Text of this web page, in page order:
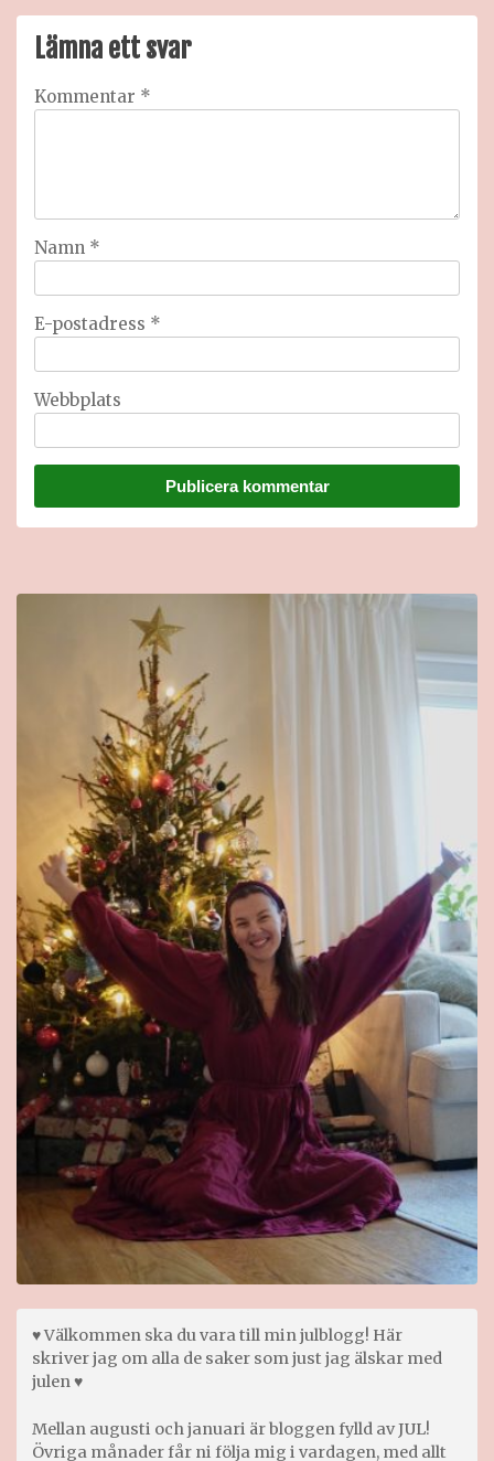
Lämna ett svar
Kommentar *
Namn *
E-postadress *
Webbplats
♥ Välkommen ska du vara till min julblogg! Här
skriver jag om alla de saker som just jag älskar med
julen ♥
Mellan augusti och januari är bloggen fylld av JUL!
Övriga månader får ni följa mig i vardagen, med allt